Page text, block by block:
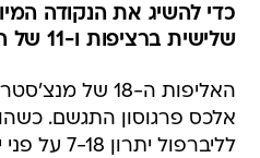
כדי להשיג את הנקודה
שלישית ברציפות ו-11 של המנג'ר הסקוטי במועדון
האליפות ה-18 של
אלכס פרגוסון התגשם.
לליברפול